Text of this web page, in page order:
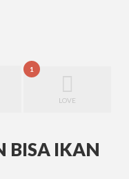
1
LOVE
BISA IKAN